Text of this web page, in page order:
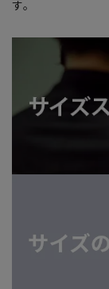
す。